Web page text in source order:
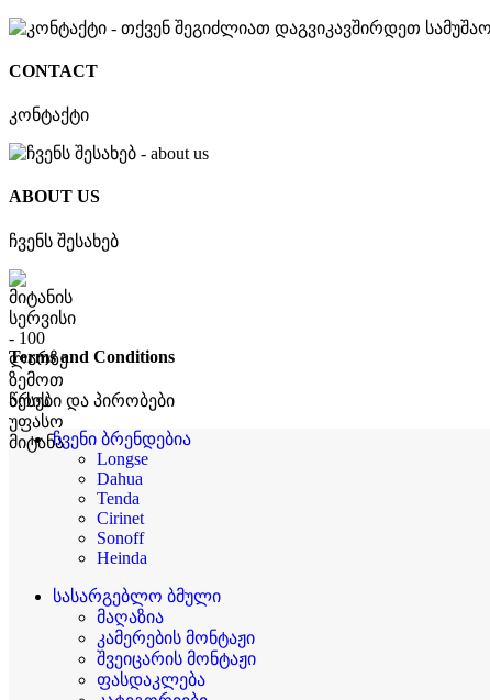
CONTACT
კონტაქტი
ABOUT US
ჩვენს შესახებ
Terms and Conditions
წესები და პირობები
ჩვენი ბრენდებია
Longse
Dahua
Tenda
Cirinet
Sonoff
Heinda
სასარგებლო ბმული
მაღაზია
კამერების მონტაჟი
შვეიცარის მონტაჟი
ფასდაკლება